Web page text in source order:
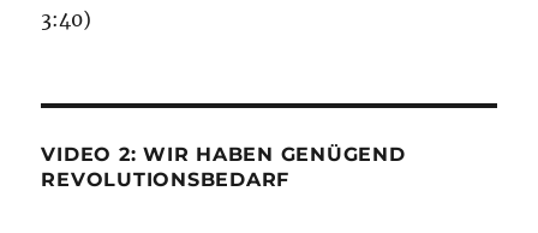
3:40)
VIDEO 2: WIR HABEN GENÜGEND
REVOLUTIONSBEDARF